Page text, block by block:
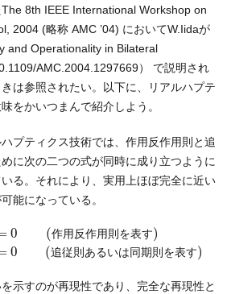
8th IEEE International Workshop on
2004 (略称 AMC ’04) においてW.Iidaが
and Operationality in Bilateral
AMC.2004.1297669） で説明され
は参照されたい。以下に、リアルハプテ
をかいつまんで紹介しよう。
プティクス技術では、作用反作用則と追
に次の二つの式が同時に成り立つように
る。それにより、実用上ほぼ完全に近い
能になっている。
0 (作用 反作用 則 を表す)
0 (追従則 あるいは同期則 を表す)
示すのが再現性であり、完全な再現性と